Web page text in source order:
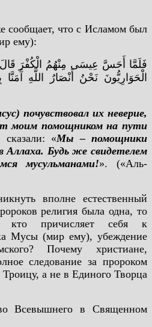
сообщает, что с Исламом был
ему):
فَلَمَّا أَحَسَّ عِيسَى مِنْهُمُ الْكُفْرَ
الْحَوَارِيُّونَ نَحْنُ أَنْصَارُ اللَّهِ
почувствовал их неверие,
моим помощником на пути
«Мы – помощники
Аллаха. Будь же свидетелем
мусульманами!». («Аль-
вполне естественный
религия была одна, то
причисляет себя к
Мусы (мир ему), убеждение
Почему христиане,
следование за пророком
а не в Единого Творца
Всевышнего в Священном